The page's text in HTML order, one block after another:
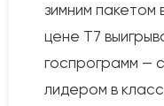
зимним пакетом
цене T7
госпрограмм —
лидером в